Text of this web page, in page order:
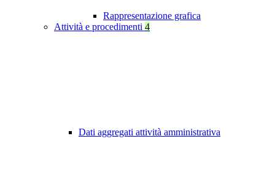
Rappresentazione grafica
Attività e procedimenti 4
Dati aggregati attività amministrativa